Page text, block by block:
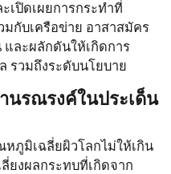
เปิดเผยการกระทำที่
กับเครือข่าย อาสาสมัคร
ละผลักดันให้เกิดการ
รวมถึงระดับนโยบาย
นรณรงค์ในประเด็น
ภูมิเฉลี่ยผิวโลกไม่ให้เกิน
ลี่ยงผลกระทบที่เกิดจาก